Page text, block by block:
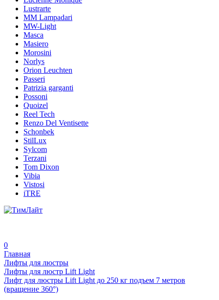
Lustrarte
MM Lampadari
MW-Light
Masca
Masiero
Morosini
Norlys
Orion Leuchten
Passeri
Patrizia garganti
Possoni
Quoizel
Reel Tech
Renzo Del Ventisette
Schonbek
StilLux
Sylcom
Terzani
Tom Dixon
Vibia
Vistosi
iTRE
0
Главная
Лифты для люстры
Лифты для люстр Lift Light
Лифт для люстры Lift Light до 250 кг подъем 7 метров
(вращение 360°)